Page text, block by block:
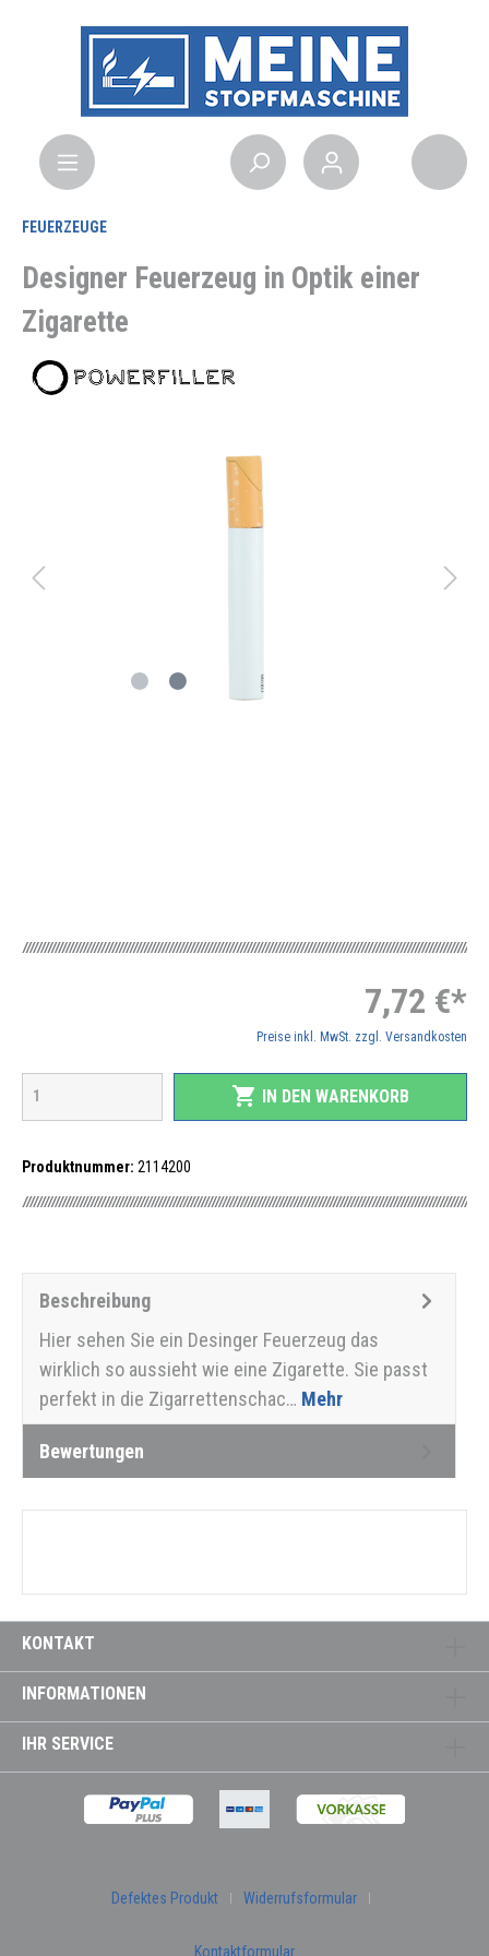
FEUERZEUGE
Designer Feuerzeug in Optik einer
Zigarette
7,72 €*
Preise inkl. MwSt. zzgl. Versandkosten
shopping_cart IN DEN WARENKORB
Produktnummer: 2114200
Beschreibung
Hier sehen Sie ein Desinger Feuerzeug das
wirklich so aussieht wie eine Zigarette. Sie passt
perfekt in die Zigarrettenschac… Mehr
Bewertungen
KONTAKT
INFORMATIONEN
IHR SERVICE
Defektes Produkt Widerrufsformular
Kontaktformular